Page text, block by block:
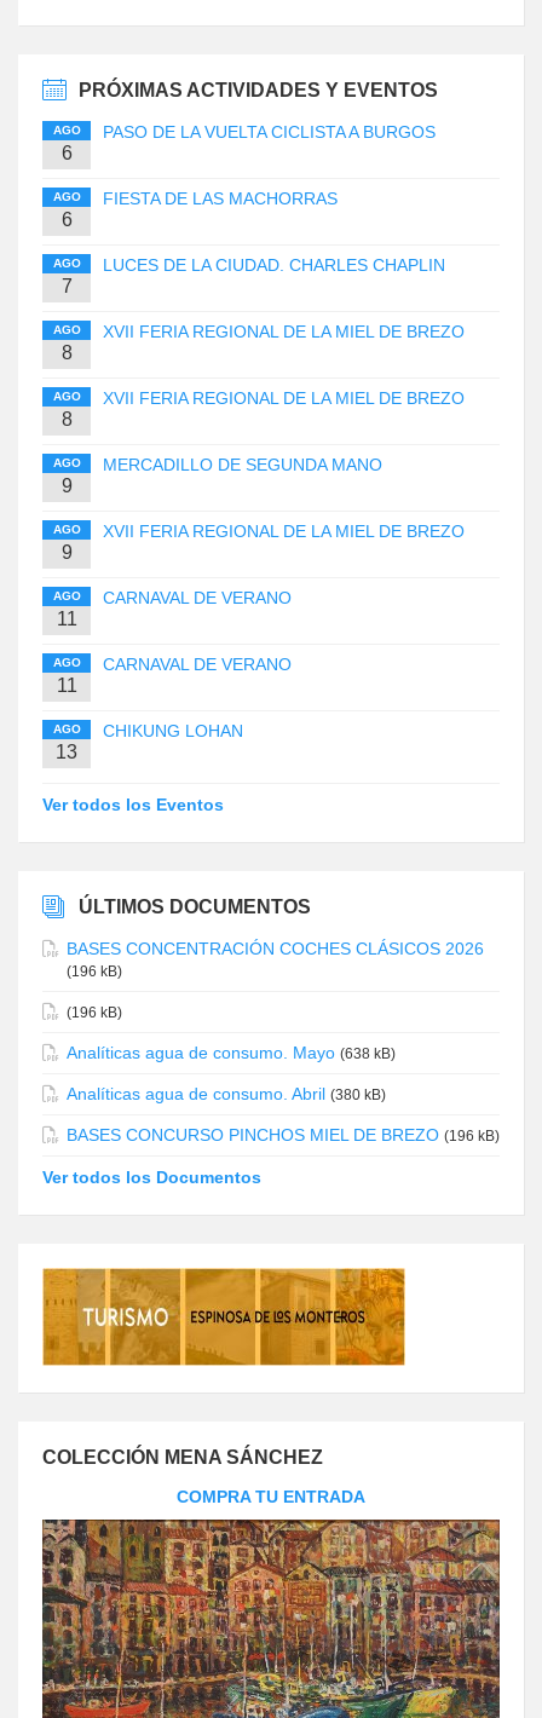
PRÓXIMAS ACTIVIDADES Y EVENTOS
AGO
6
PASO DE LA VUELTA CICLISTA A BURGOS
AGO
6
FIESTA DE LAS MACHORRAS
AGO
7
LUCES DE LA CIUDAD. CHARLES CHAPLIN
AGO
8
XVII FERIA REGIONAL DE LA MIEL DE BREZO
AGO
8
XVII FERIA REGIONAL DE LA MIEL DE BREZO
AGO
9
MERCADILLO DE SEGUNDA MANO
AGO
9
XVII FERIA REGIONAL DE LA MIEL DE BREZO
AGO
11
CARNAVAL DE VERANO
AGO
11
CARNAVAL DE VERANO
AGO
13
CHIKUNG LOHAN
Ver todos los Eventos
ÚLTIMOS DOCUMENTOS
BASES CONCENTRACIÓN COCHES CLÁSICOS 2026
(196 kB)
(196 kB)
Analíticas agua de consumo. Mayo (638 kB)
Analíticas agua de consumo. Abril (380 kB)
BASES CONCURSO PINCHOS MIEL DE BREZO (196 kB)
Ver todos los Documentos
COLECCIÓN MENA SÁNCHEZ
COMPRA TU ENTRADA